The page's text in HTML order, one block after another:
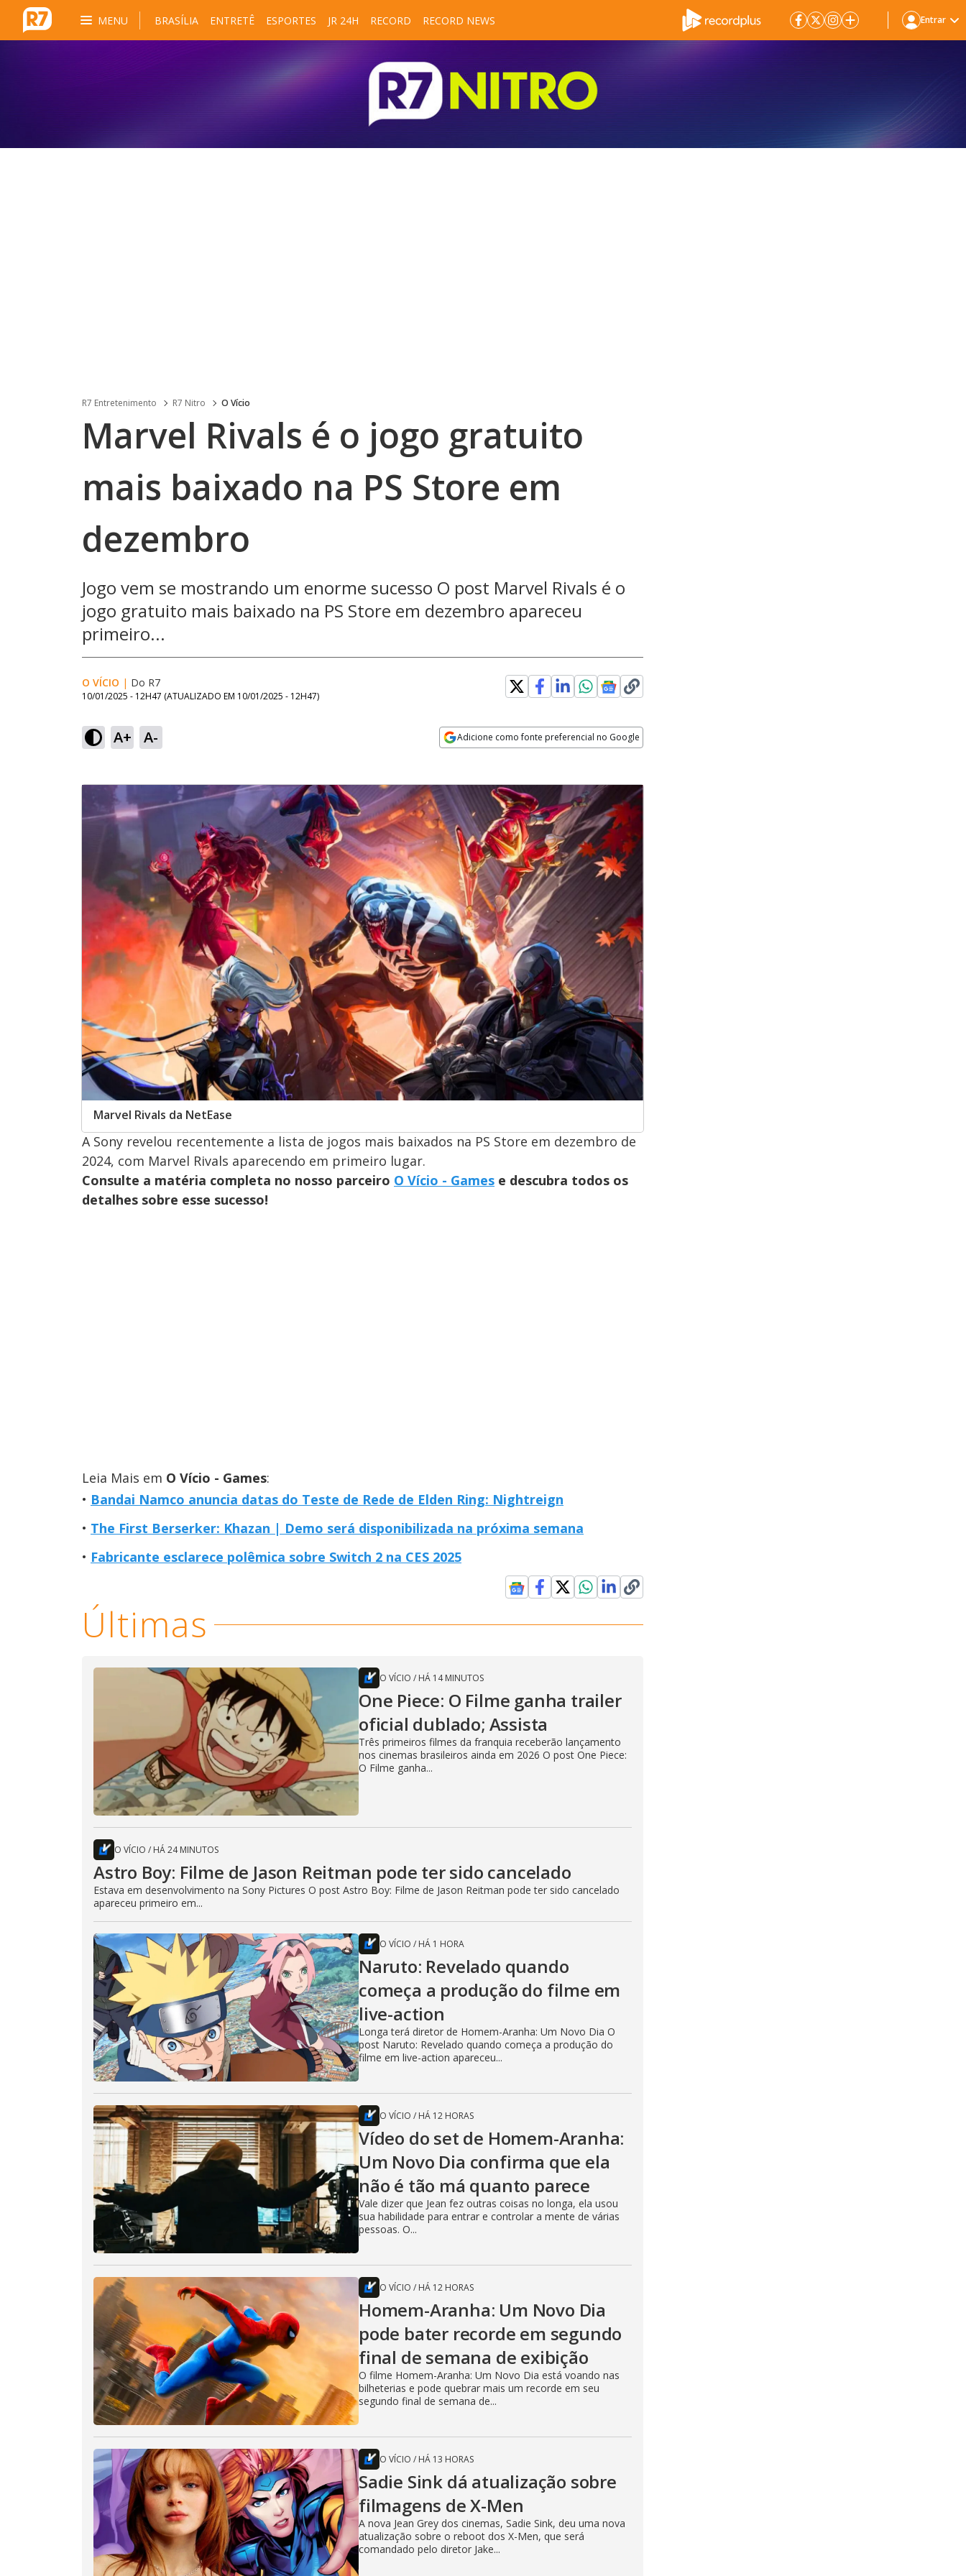
MENU BRASÍLIA ENTRETÊ ESPORTES JR 24H RECORD RECORD NEWS Entrar
R7 Entretenimento R7 Nitro O Vício
Marvel Rivals é o jogo gratuito
mais baixado na PS Store em
dezembro
Jogo vem se mostrando um enorme sucesso O post Marvel Rivals é o
jogo gratuito mais baixado na PS Store em dezembro apareceu
primeiro...
O VÍCIO | Do R7
10/01/2025 - 12H47 (ATUALIZADO EM 10/01/2025 - 12H47)
A+ A- Adicione como fonte preferencial no Google
Marvel Rivals da NetEase
A Sony revelou recentemente a lista de jogos mais baixados na PS Store em dezembro de
2024, com Marvel Rivals aparecendo em primeiro lugar.
Consulte a matéria completa no nosso parceiro O Vício - Games e descubra todos os
detalhes sobre esse sucesso!
Leia Mais em O Vício - Games:
Bandai Namco anuncia datas do Teste de Rede de Elden Ring: Nightreign
The First Berserker: Khazan | Demo será disponibilizada na próxima semana
Fabricante esclarece polêmica sobre Switch 2 na CES 2025
Últimas
O VÍCIO / HÁ 14 MINUTOS
One Piece: O Filme ganha trailer
oficial dublado; Assista
Três primeiros filmes da franquia receberão lançamento
nos cinemas brasileiros ainda em 2026 O post One Piece:
O Filme ganha...
O VÍCIO / HÁ 24 MINUTOS
Astro Boy: Filme de Jason Reitman pode ter sido cancelado
Estava em desenvolvimento na Sony Pictures O post Astro Boy: Filme de Jason Reitman pode ter sido cancelado
apareceu primeiro em...
O VÍCIO / HÁ 1 HORA
Naruto: Revelado quando
começa a produção do filme em
live-action
Longa terá diretor de Homem-Aranha: Um Novo Dia O
post Naruto: Revelado quando começa a produção do
filme em live-action apareceu...
O VÍCIO / HÁ 12 HORAS
Vídeo do set de Homem-Aranha:
Um Novo Dia confirma que ela
não é tão má quanto parece
Vale dizer que Jean fez outras coisas no longa, ela usou
sua habilidade para entrar e controlar a mente de várias
pessoas. O...
O VÍCIO / HÁ 12 HORAS
Homem-Aranha: Um Novo Dia
pode bater recorde em segundo
final de semana de exibição
O filme Homem-Aranha: Um Novo Dia está voando nas
bilheterias e pode quebrar mais um recorde em seu
segundo final de semana de...
O VÍCIO / HÁ 13 HORAS
Sadie Sink dá atualização sobre
filmagens de X-Men
A nova Jean Grey dos cinemas, Sadie Sink, deu uma nova
atualização sobre o reboot dos X-Men, que será
comandado pelo diretor Jake...